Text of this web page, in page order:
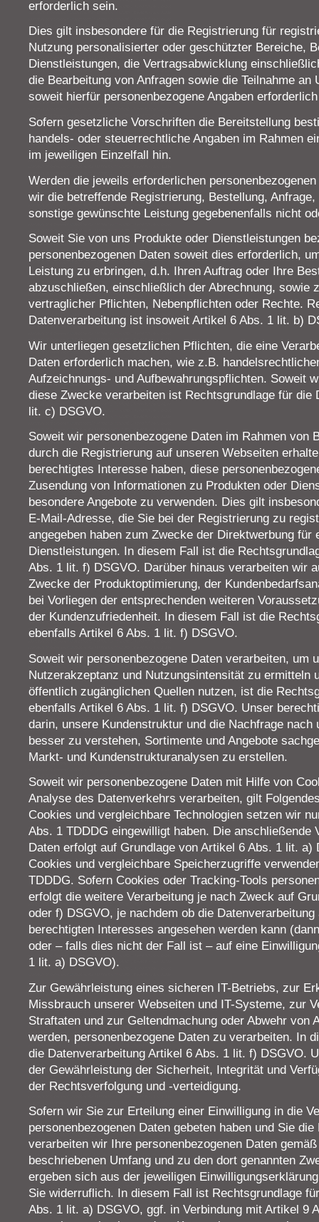
erforderlich sein.
Dies gilt insbesondere für die Registrierung für
Nutzung personalisierter oder geschützter Bereiche,
Dienstleistungen, die Vertragsabwicklung
die Bearbeitung von Anfragen sowie die Teilnahme an
soweit hierfür personenbezogene Angaben
Sofern gesetzliche Vorschriften die Bereitstellung
handels- oder steuerrechtliche Angaben im Rahmen
im jeweiligen Einzelfall hin.
Werden die jeweils erforderlichen
wir die betreffende Registrierung, Bestellung,
sonstige gewünschte Leistung gegebenenfalls nicht
Soweit Sie von uns Produkte oder Dienstleistungen
personenbezogenen Daten soweit dies erforderlich,
Leistung zu erbringen, d.h. Ihren Auftrag oder Ihre
abzuschließen, einschließlich der Abrechnung, sowie
vertraglicher Pflichten, Nebenpflichten oder Rechte.
Datenverarbeitung ist insoweit Artikel 6 Abs. 1 lit. b)
Wir unterliegen gesetzlichen Pflichten, die eine
Daten erforderlich machen, wie z.B.
Aufzeichnungs- und Aufbewahrungspflichten. Soweit
diese Zwecke verarbeiten ist Rechtsgrundlage für die
lit. c) DSGVO.
Soweit wir personenbezogene Daten im Rahmen von
durch die Registrierung auf unseren Webseiten
berechtigtes Interesse haben, diese
Zusendung von Informationen zu Produkten oder
besondere Angebote zu verwenden. Dies gilt
E-Mail-Adresse, die Sie bei der Registrierung zu
angegeben haben zum Zwecke der Direktwerbung für
Dienstleistungen. In diesem Fall ist die
Abs. 1 lit. f) DSGVO. Darüber hinaus verarbeiten wir
Zwecke der Produktoptimierung, der
bei Vorliegen der entsprechenden weiteren
der Kundenzufriedenheit. In diesem Fall ist die
ebenfalls Artikel 6 Abs. 1 lit. f) DSGVO.
Soweit wir personenbezogene Daten verarbeiten, um
Nutzerakzeptanz und Nutzungsintensität zu ermitteln
öffentlich zugänglichen Quellen nutzen, ist die
ebenfalls Artikel 6 Abs. 1 lit. f) DSGVO. Unser
darin, unsere Kundenstruktur und die Nachfrage nach
besser zu verstehen, Sortimente und Angebote
Markt- und Kundenstrukturanalysen zu erstellen.
Soweit wir personenbezogene Daten mit Hilfe von
Analyse des Datenverkehrs verarbeiten, gilt
Cookies und vergleichbare Technologien setzen wir
Abs. 1 TDDDG eingewilligt haben. Die anschließende
Daten erfolgt auf Grundlage von Artikel 6 Abs. 1 lit.
Cookies und vergleichbare Speicherzugriffe
TDDDG. Sofern Cookies oder Tracking-Tools
erfolgt die weitere Verarbeitung je nach Zweck auf
oder f) DSGVO, je nachdem ob die
berechtigten Interesses angesehen werden kann
oder – falls dies nicht der Fall ist – auf eine
1 lit. a) DSGVO).
Zur Gewährleistung eines sicheren IT-Betriebs, zur
Missbrauch unserer Webseiten und IT-Systeme, zur
Straftaten und zur Geltendmachung oder Abwehr von
werden, personenbezogene Daten zu verarbeiten. In
die Datenverarbeitung Artikel 6 Abs. 1 lit. f) DSGVO.
der Gewährleistung der Sicherheit, Integrität und
der Rechtsverfolgung und -verteidigung.
Sofern wir Sie zur Erteilung einer Einwilligung in die
personenbezogenen Daten gebeten haben und Sie
verarbeiten wir Ihre personenbezogenen Daten
beschriebenen Umfang und zu den dort genannten
ergeben sich aus der jeweiligen
Sie widerruflich. In diesem Fall ist Rechtsgrundlage
Abs. 1 lit. a) DSGVO, ggf. in Verbindung mit Artikel 9